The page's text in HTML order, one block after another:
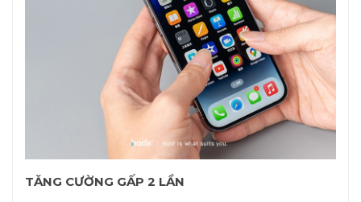
TĂNG CƯỜNG GẤP 2 LẦN